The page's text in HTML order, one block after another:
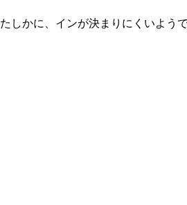
たしかに、インが決まりにくいよう